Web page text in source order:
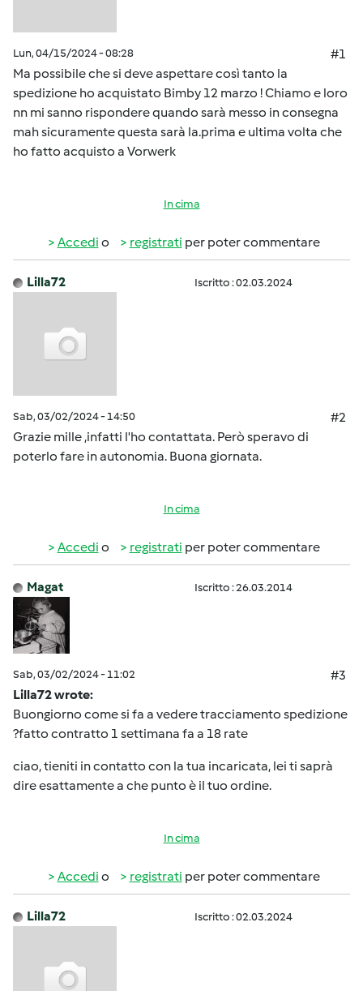
Lun, 04/15/2024 - 08:28
#1
Ma possibile che si deve aspettare così tanto la
spedizione ho acquistato Bimby 12 marzo ! Chiamo e loro
nn mi sanno rispondere quando sarà messo in consegna
mah sicuramente questa sarà la.prima e ultima volta che
ho fatto acquisto a Vorwerk
In cima
Accedi o registrati per poter commentare
Lilla72 Iscritto : 02.03.2024
Sab, 03/02/2024 - 14:50
#2
Grazie mille ,infatti l'ho contattata. Però speravo di
poterlo fare in autonomia. Buona giornata.
In cima
Accedi o registrati per poter commentare
Magat Iscritto : 26.03.2014
Sab, 03/02/2024 - 11:02
#3
Lilla72 wrote:
Buongiorno come si fa a vedere tracciamento spedizione
?fatto contratto 1 settimana fa a 18 rate
ciao, tieniti in contatto con la tua incaricata, lei ti saprà
dire esattamente a che punto è il tuo ordine.
In cima
Accedi o registrati per poter commentare
Lilla72 Iscritto : 02.03.2024